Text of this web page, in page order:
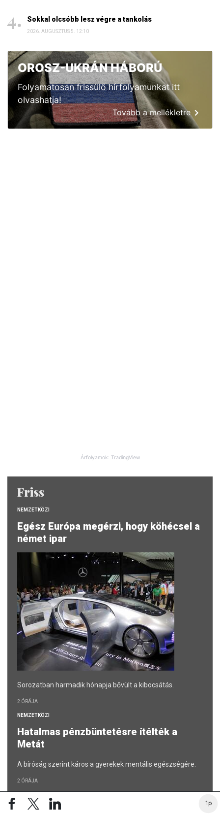
1p
Sokkal olcsóbb lesz végre a tankolás
2026. AUGUSZTUS 5. 12:10
OROSZ-UKRÁN HÁBORÚ
Folyamatosan frissülő hírfolyamunkat itt
olvashatja!
Tovább a mellékletre
Árfolyamok: TradingView
Friss
NEMZETKÖZI
Egész Európa megérzi, hogy köhécsel a
német ipar
Sorozatban harmadik hónapja bővült a kibocsátás.
2 ÓRÁJA
NEMZETKÖZI
Hatalmas pénzbüntetésre ítélték a
Metát
A bíróság szerint káros a gyerekek mentális egészségére.
2 ÓRÁJA